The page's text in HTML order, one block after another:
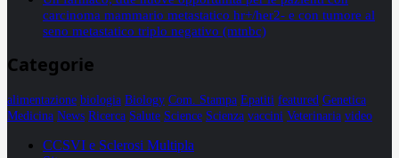
carcinoma mammario metastatico hr+/her2- e con tumore al
seno metastatico triplo negativo (mtnbc)
Categorie
alimentazione biologia Biology Com. Stampa Epatiti featured Genetica
Medicina News Ricerca Salute Science Scienza vaccini Veterinaria video
CCSVI e Sclerosi Multipla